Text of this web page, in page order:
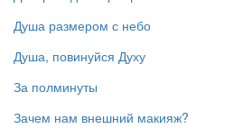
Душа размером с небо
Душа, повинуйся Духу
За полминуты
Зачем нам внешний макияж?